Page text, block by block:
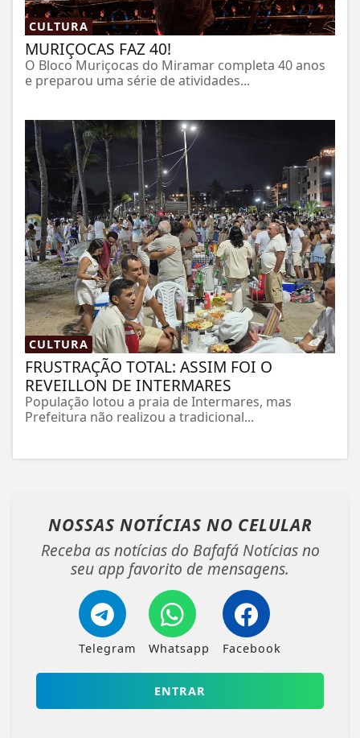
CULTURA
MURIÇOCAS FAZ 40!
O Bloco Muriçocas do Miramar completa 40 anos
e preparou uma série de atividades...
CULTURA
FRUSTRAÇÃO TOTAL: ASSIM FOI O
REVEILLON DE INTERMARES
População lotou a praia de Intermares, mas
Prefeitura não realizou a tradicional...
NOSSAS NOTÍCIAS NO CELULAR
Receba as notícias do Bafafá Notícias no
seu app favorito de mensagens.
Telegram Whatsapp Facebook
ENTRAR